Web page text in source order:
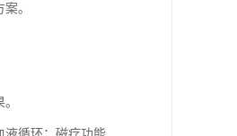
。